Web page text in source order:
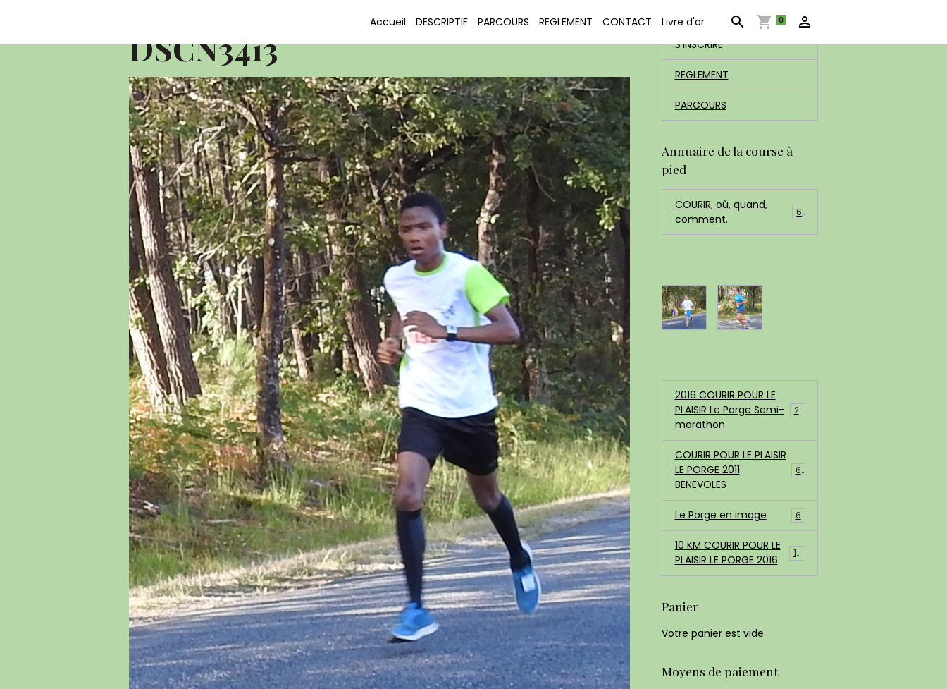
Accueil DESCRIPTIF PARCOURS REGLEMENT CONTACT Livre d'or 0
10 KM COURIR POUR LE PLAISIR LE PORGE 2016
DSCN3413 S'INSCRIRE
REGLEMENT
PARCOURS
Annuaire de la course à
pied
COURIR, où, quand,
comment.
6
2016 COURIR POUR LE
PLAISIR Le Porge Semi-
marathon
200
COURIR POUR LE PLAISIR
LE PORGE 2011
BENEVOLES
68
Le Porge en image 6
10 KM COURIR POUR LE
PLAISIR LE PORGE 2016
183
Panier
Votre panier est vide
Moyens de paiement